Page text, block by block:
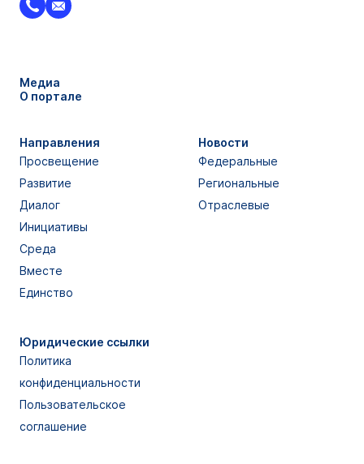
Медиа
О портале
Направления
Просвещение
Развитие
Диалог
Инициативы
Среда
Вместе
Единство
Новости
Федеральные
Региональные
Отраслевые
Юридические ссылки
Политика
конфиденциальности
Пользовательское
соглашение